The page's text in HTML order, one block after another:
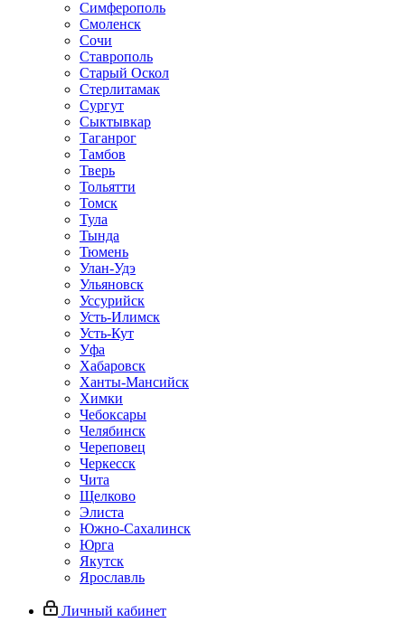
Симферополь
Смоленск
Сочи
Ставрополь
Старый Оскол
Стерлитамак
Сургут
Сыктывкар
Таганрог
Тамбов
Тверь
Тольятти
Томск
Тула
Тында
Тюмень
Улан-Удэ
Ульяновск
Уссурийск
Усть-Илимск
Усть-Кут
Уфа
Хабаровск
Ханты-Мансийск
Химки
Чебоксары
Челябинск
Череповец
Черкесск
Чита
Щелково
Элиста
Южно-Сахалинск
Юрга
Якутск
Ярославль
Личный кабинет